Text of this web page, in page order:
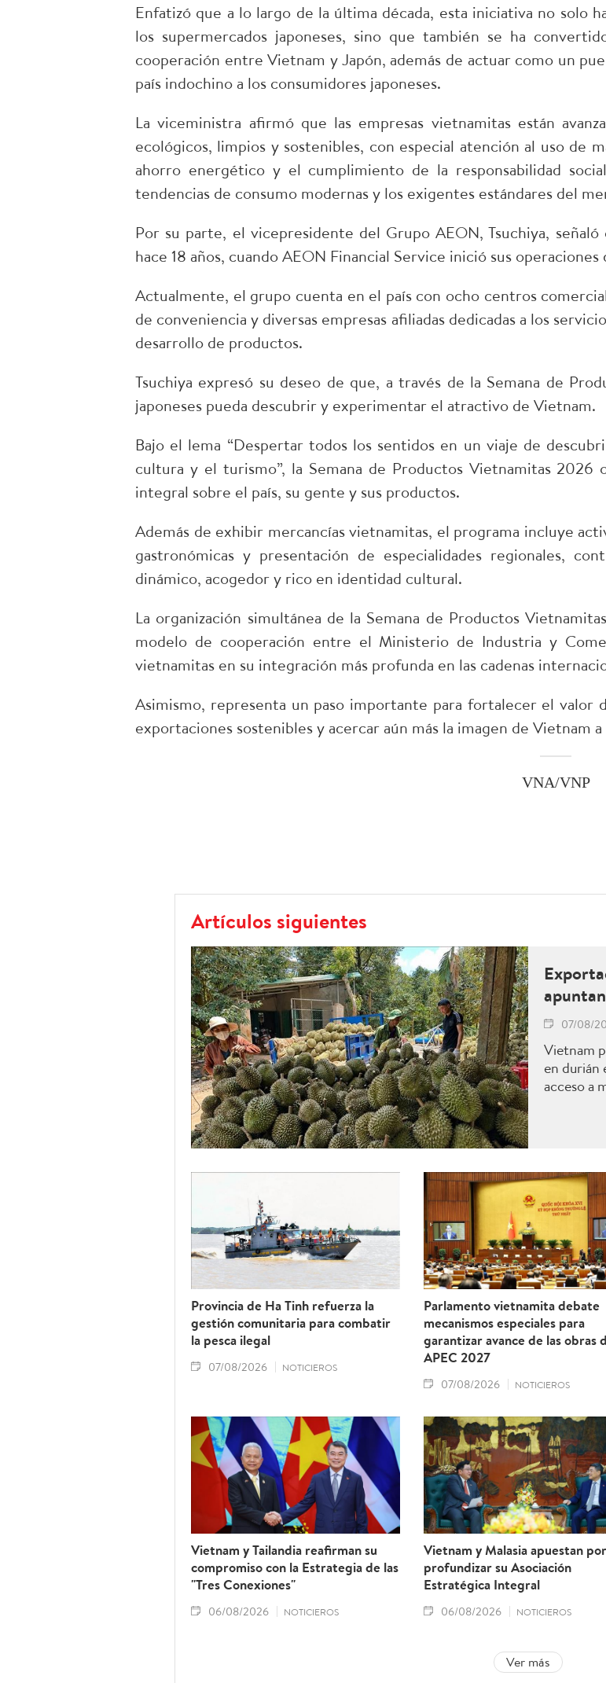
Enfatizó que a lo largo de la última década, esta iniciativa no solo
los supermercados japoneses, sino que también se ha
cooperación entre Vietnam y Japón, además de actuar como un
país indochino a los consumidores japoneses.
La viceministra afirmó que las empresas vietnamitas están
ecológicos, limpios y sostenibles, con especial atención al uso de
ahorro energético y el cumplimiento de la responsabilidad
tendencias de consumo modernas y los exigentes estándares del
Por su parte, el vicepresidente del Grupo AEON, Tsuchiya,
hace 18 años, cuando AEON Financial Service inició sus
Actualmente, el grupo cuenta en el país con ocho centros
de conveniencia y diversas empresas afiliadas dedicadas a los
desarrollo de productos.
Tsuchiya expresó su deseo de que, a través de la Semana de
japoneses pueda descubrir y experimentar el atractivo de Vietnam.
Bajo el lema “Despertar todos los sentidos en un viaje de
cultura y el turismo”, la Semana de Productos Vietnamitas 2026
integral sobre el país, su gente y sus productos.
Además de exhibir mercancías vietnamitas, el programa incluye
gastronómicas y presentación de especialidades regionales,
dinámico, acogedor y rico en identidad cultural.
La organización simultánea de la Semana de Productos
modelo de cooperación entre el Ministerio de Industria y
vietnamitas en su integración más profunda en las cadenas
Asimismo, representa un paso importante para fortalecer el valor
exportaciones sostenibles y acercar aún más la imagen de Vietnam
VNA/VNP
Artículos siguientes
07/08/
Vietnam
en durián
acceso a
Provincia de Ha Tinh refuerza la
gestión comunitaria para combatir
la pesca ilegal
07/08/2026 NOTICIEROS
Parlamento vietnamita debate
mecanismos especiales para
garantizar avance de las obras
APEC 2027
07/08/2026 NOTICIEROS
Vietnam y Tailandia reafirman su
compromiso con la Estrategia de las
"Tres Conexiones"
06/08/2026 NOTICIEROS
Vietnam y Malasia apuestan por
profundizar su Asociación
Estratégica Integral
06/08/2026 NOTICIEROS
Ver más